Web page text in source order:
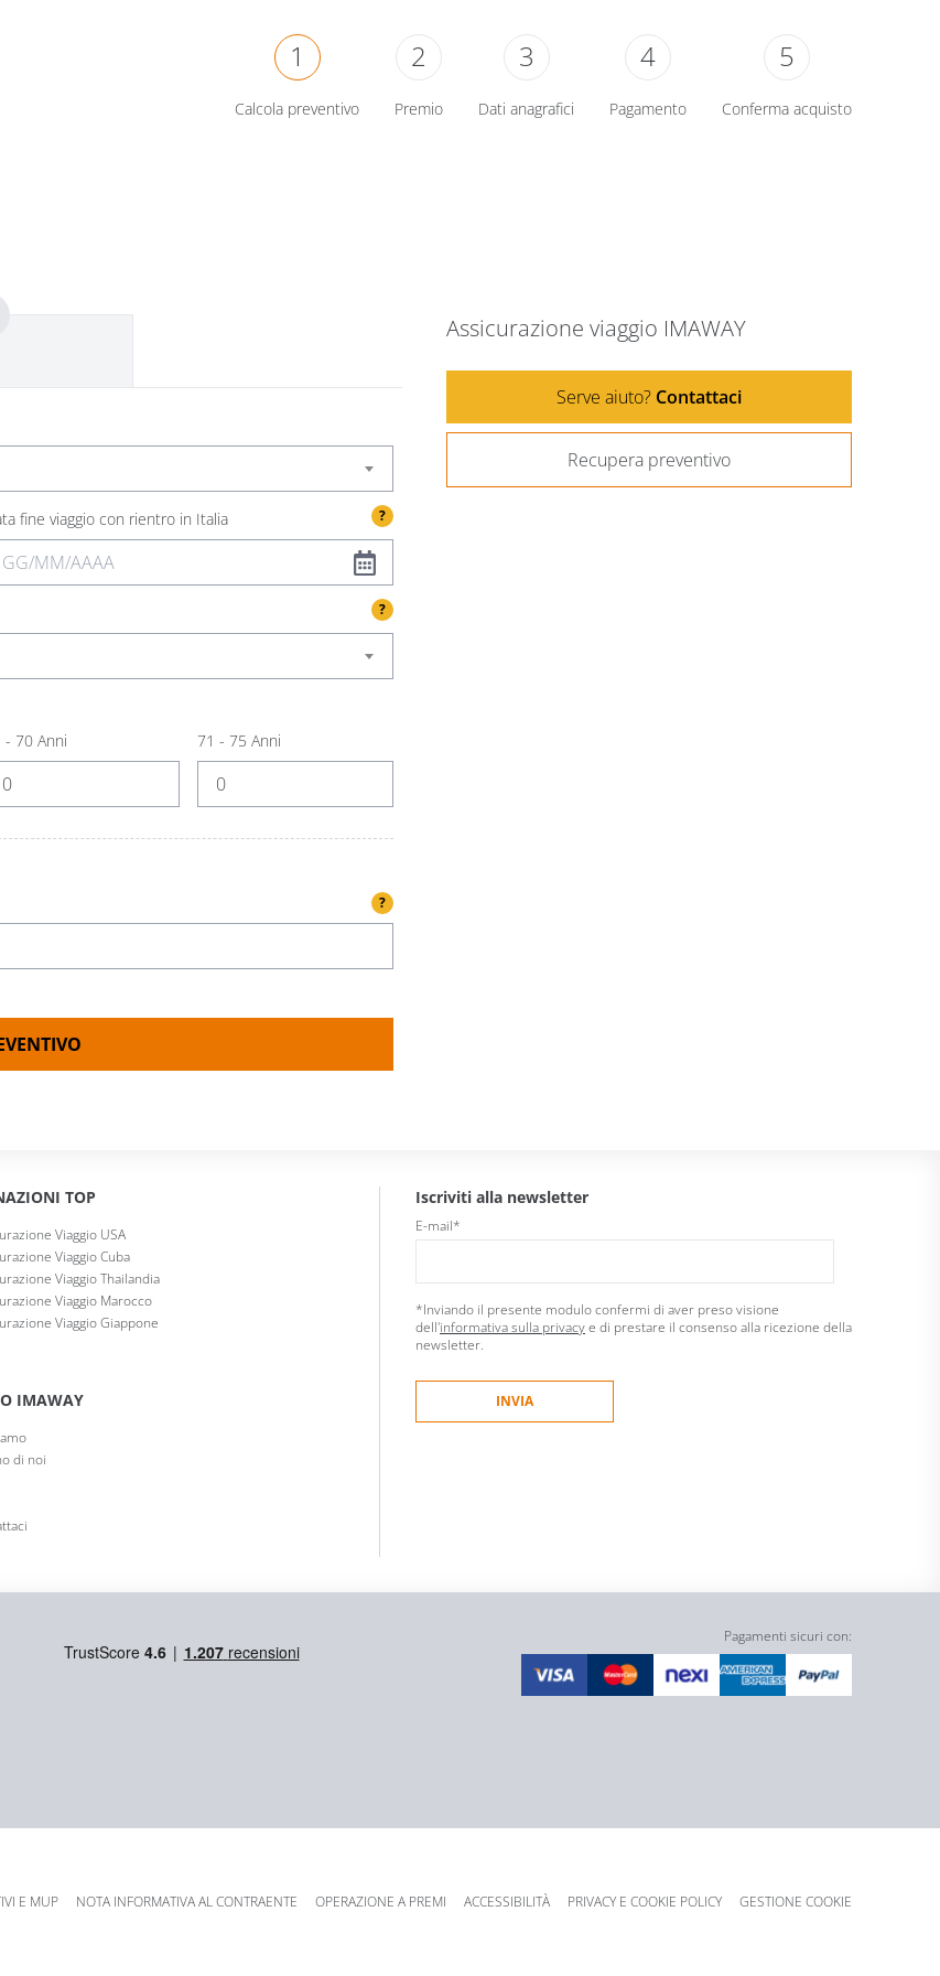
1
Calcola preventivo
2
Premio
3
Dati anagrafici
4
Pagamento
5
Conferma acquisto
fine viaggio con rientro in Italia ?
?
- 70 Anni 71 - 75 Anni
?
Assicurazione viaggio IMAWAY
Serve aiuto? Contattaci
Recupera preventivo
TOP
Viaggio USA
Viaggio Cuba
Viaggio Thailandia
Viaggio Marocco
Viaggio Giappone
IMAWAY
di noi
Iscriviti alla newsletter
E-mail*
*Inviando il presente modulo confermi di aver preso visione
dell'informativa sulla privacye di prestare il consenso alla ricezione della
newsletter.
Pagamenti sicuri con:
E MUP NOTA INFORMATIVA AL CONTRAENTE OPERAZIONE A PREMI ACCESSIBILITÀ PRIVACY E COOKIE POLICY GESTIONE COOKIE